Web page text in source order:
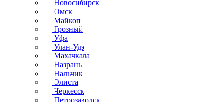
Новосибирск
Омск
Майкоп
Грозный
Уфа
Улан-Удэ
Махачкала
Назрань
Нальчик
Элиста
Черкесск
Петрозаводск